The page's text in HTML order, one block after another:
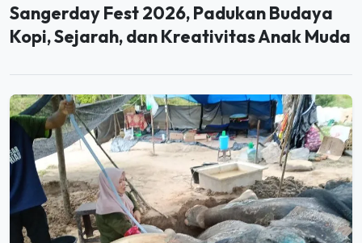
Sangerday Fest 2026, Padukan Budaya
Kopi, Sejarah, dan Kreativitas Anak Muda